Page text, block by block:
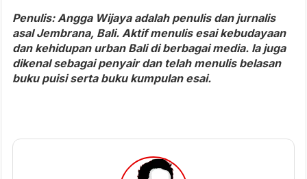
Penulis: Angga Wijaya adalah penulis dan jurnalis
asal Jembrana, Bali. Aktif menulis esai kebudayaan
dan kehidupan urban Bali di berbagai media. Ia juga
dikenal sebagai penyair dan telah menulis belasan
buku puisi serta buku kumpulan esai.